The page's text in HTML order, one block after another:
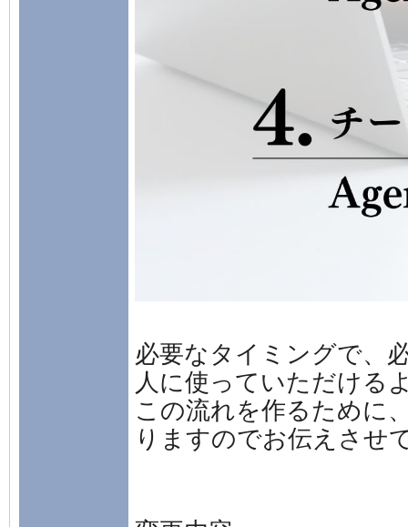
必要なタイミングで、
人に使っていただける
この流れを作るために
りますのでお伝えさせ